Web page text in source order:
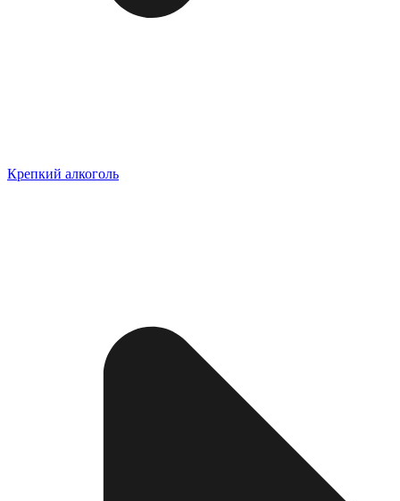
Крепкий алкоголь